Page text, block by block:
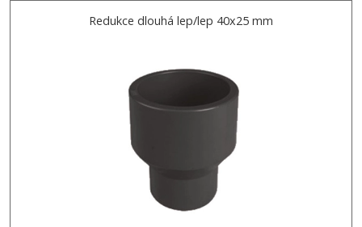
Redukce dlouhá lep/lep 40x25 mm